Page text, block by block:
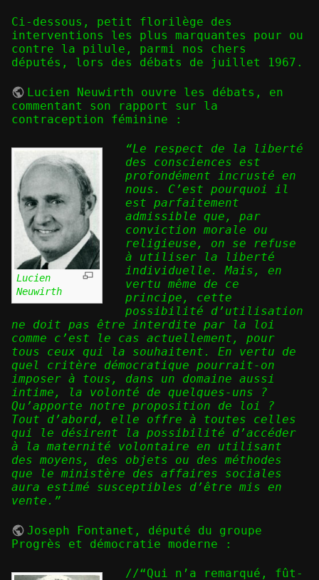
Ci-dessous, petit florilège des
interventions les plus marquantes pour ou
contre la pilule, parmi nos chers
députés, lors des débats de juillet 1967.
Lucien Neuwirth ouvre les débats, en
commentant son rapport sur la
contraception féminine :
Lucien
Neuwirth
“Le respect de la liberté
des consciences est
profondément incrusté en
nous. C’est pourquoi il
est parfaitement
admissible que, par
conviction morale ou
religieuse, on se refuse
à utiliser la liberté
individuelle. Mais, en
vertu même de ce
principe, cette
possibilité d’utilisation
ne doit pas être interdite par la loi
comme c’est le cas actuellement, pour
tous ceux qui la souhaitent. En vertu de
quel critère démocratique pourrait-on
imposer à tous, dans un domaine aussi
intime, la volonté de quelques-uns ?
Qu’apporte notre proposition de loi ?
Tout d’abord, elle offre à toutes celles
qui le désirent la possibilité d’accéder
à la maternité volontaire en utilisant
des moyens, des objets ou des méthodes
que le ministère des affaires sociales
aura estimé susceptibles d’être mis en
vente.”
Joseph Fontanet , député du groupe
Progrès et démocratie moderne :
//“Qui n’a remarqué, fût-